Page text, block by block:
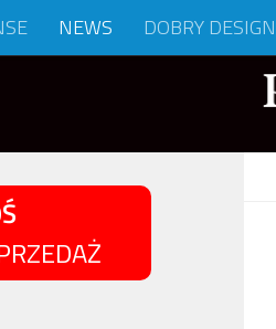
NEWS DOBRY DESIGN